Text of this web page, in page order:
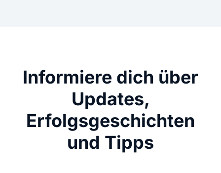
Informiere dich über
Updates,
Erfolgsgeschichten
und Tipps